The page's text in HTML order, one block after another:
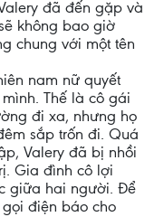
đã đến gặp và
không bao giờ
chung với một tên
nam nữ quyết
Thế là cô gái
đi xa, nhưng họ
sắp trốn đi. Quá
Valery đã bị nhồi
Gia đình cô lợi
giữa hai người. Để
điện báo cho